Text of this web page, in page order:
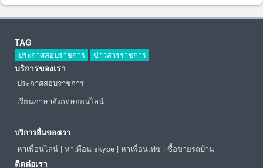
TAG
ประกาศสอบราชการ ข่าวสารราชการ
บริการของเรา
ประกาศสอบราชการ
เรียนภาษาอังกฤษออนไลน์
บริการอื่นของเรา
หาเพื่อนไลน์ | หาเพื่อน skype | หาเพื่อนเฟซ | ซื้อขายรถบ้าน
ติดต่อเรา